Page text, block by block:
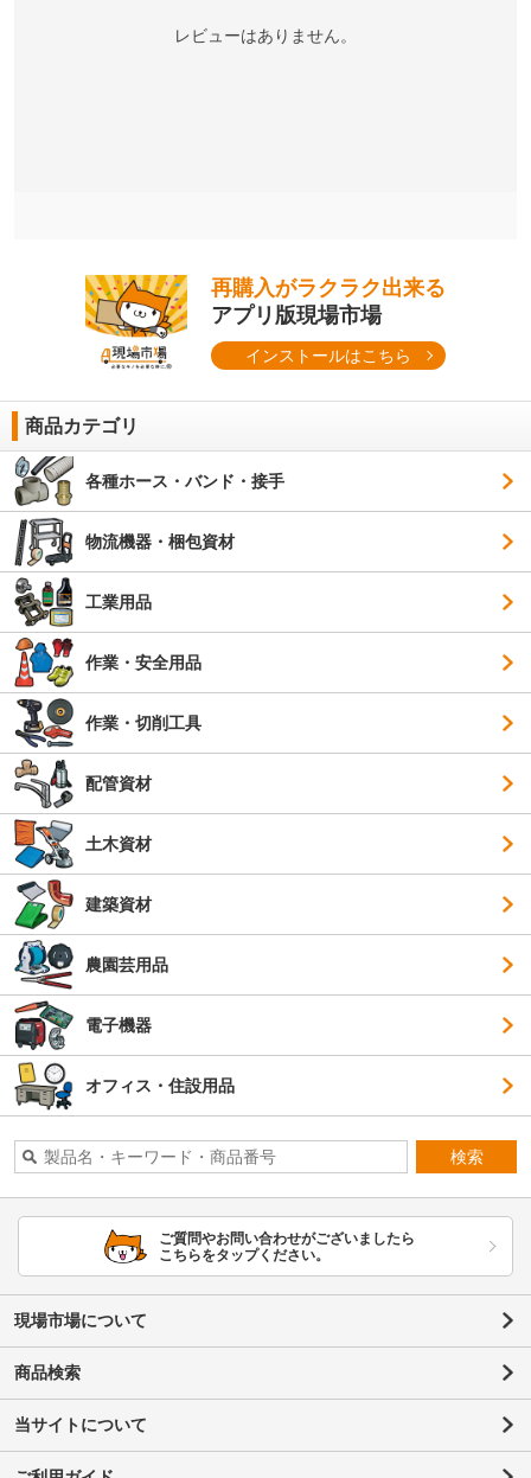
レビューはありません。
再購入がラクラク出来る
アプリ版現場市場
インストールはこちら
商品カテゴリ
各種ホース・バンド・接手
物流機器・梱包資材
工業用品
作業・安全用品
作業・切削工具
配管資材
土木資材
建築資材
農園芸用品
電子機器
オフィス・住設用品
検索
ご質問やお問い合わせがございましたら
こちらをタップください。
現場市場について
商品検索
当サイトについて